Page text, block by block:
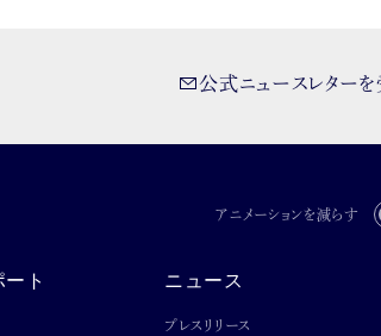
公式ニュースレターを
アニメーションを減らす
ト ニュース
プレスリリース